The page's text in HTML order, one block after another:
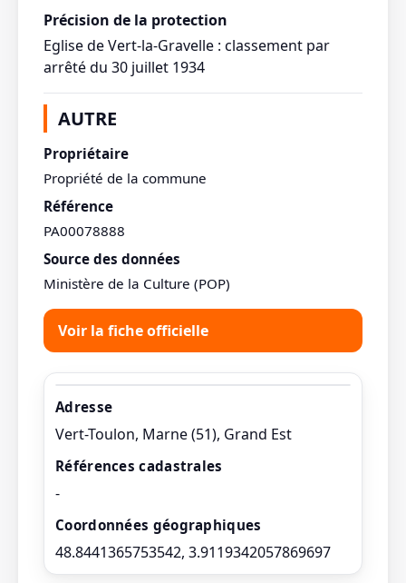
Précision de la protection
Eglise de Vert-la-Gravelle : classement par
arrêté du 30 juillet 1934
AUTRE
Propriétaire
Propriété de la commune
Référence
PA00078888
Source des données
Ministère de la Culture (POP)
Voir la fiche officielle
Adresse
Vert-Toulon, Marne (51), Grand Est
Références cadastrales
-
Coordonnées géographiques
48.8441365753542, 3.9119342057869697